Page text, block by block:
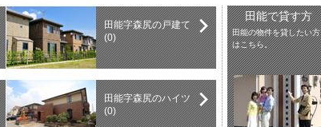
田能字森尻の戸建て
(0)
田能字森尻のハイツ
(0)
田能で貸す方
田能の物件を貸したい方
はこちら。